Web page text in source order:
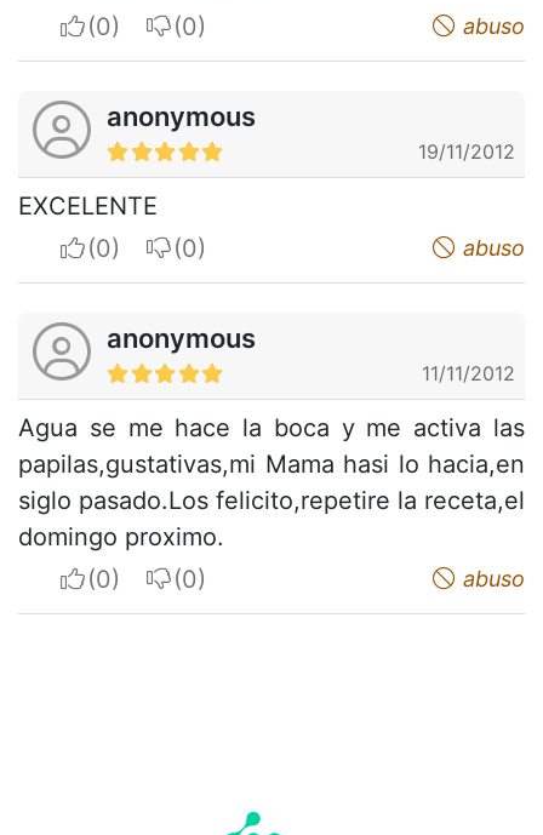
I apreciateI do not appreciate abuso
anonymous
19/11/2012
EXCELENTE
I apreciateI do not appreciate abuso
anonymous
11/11/2012
Agua se me hace la boca y me activa las
papilas,gustativas,mi Mama hasi lo hacia,en
siglo pasado.Los felicito,repetire la receta,el
domingo proximo.
I apreciateI do not appreciate abuso